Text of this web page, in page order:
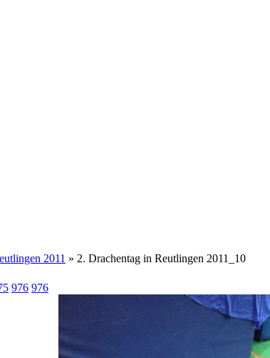
2011 » 2. Drachentag in Reutlingen 2011_10
976 976